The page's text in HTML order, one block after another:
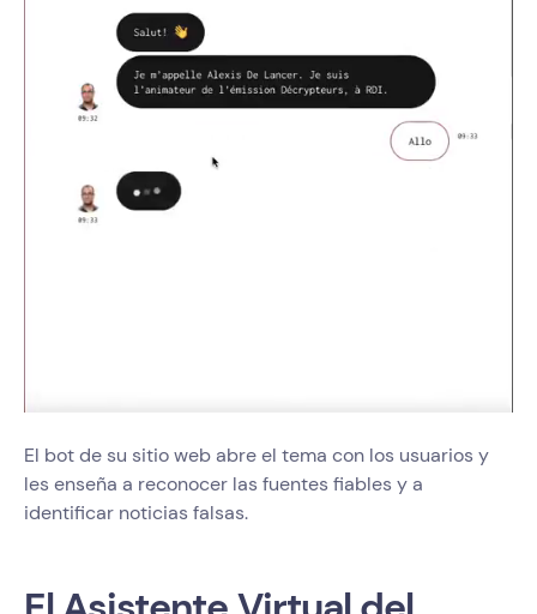
El bot de su sitio web abre el tema con los usuarios y
les enseña a reconocer las fuentes fiables y a
identificar noticias falsas.